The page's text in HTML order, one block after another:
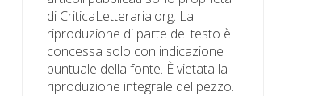
di CriticaLetteraria.org. La
riproduzione di parte del testo è
concessa solo con indicazione
puntuale della fonte. È vietata la
riproduzione integrale del pezzo.